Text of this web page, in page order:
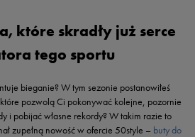
które skradły już serce
tego sportu
bieganie? W tym sezonie postanowiłeś
pozwolą Ci pokonywać kolejne, pozornie
i pobijać własne rekordy? W takim razie to
zupełną nowość w ofercie 50style – buty do